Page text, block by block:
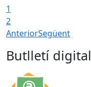
1
2
AnteriorSegüent
Butlletí digital